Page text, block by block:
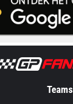
Teams